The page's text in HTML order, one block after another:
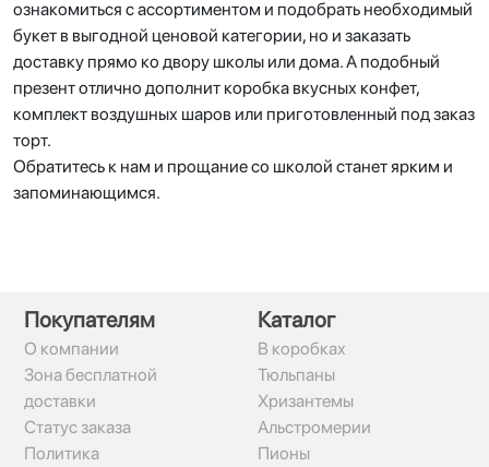
ознакомиться с ассортиментом и подобрать необходимый
букет в выгодной ценовой категории, но и заказать
доставку прямо ко двору школы или дома. А подобный
презент отлично дополнит коробка вкусных конфет,
комплект воздушных шаров или приготовленный под заказ
торт.
Обратитесь к нам и прощание со школой станет ярким и
запоминающимся.
Покупателям
О компании
Зона бесплатной
доставки
Статус заказа
Политика
Каталог
В коробках
Тюльпаны
Хризантемы
Альстромерии
Пионы